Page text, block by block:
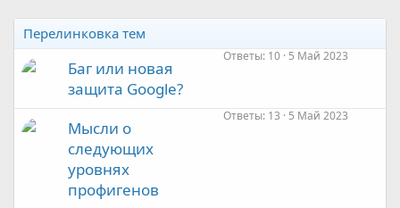
Перелинковка тем
Баг или новая
защита Google?
Ответы 10 5 Май 2023
Мысли о
следующих
уровнях
профигенов
Ответы 13 5 Май 2023